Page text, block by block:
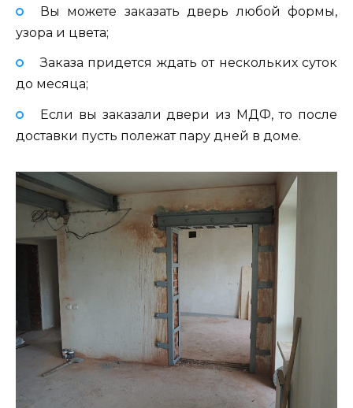
Вы можете заказать дверь любой формы,
узора и цвета;
Заказа придется ждать от нескольких суток
до месяца;
Если вы заказали двери из МДФ, то после
доставки пусть полежат пару дней в доме.